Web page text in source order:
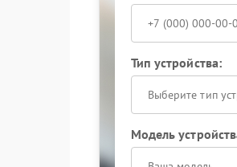
Тип устройства:
Выберите тип
Модель